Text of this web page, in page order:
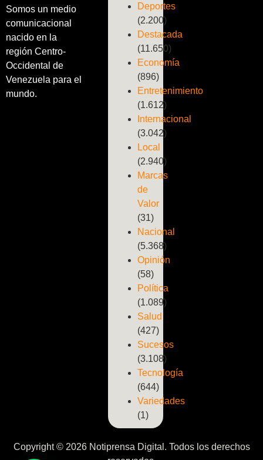
Somos un medio
comunicacional
nacido en la
región Centro-
Occidental de
Venezuela para el
mundo.
Deportes
(2.200)
Destacada
(11.650)
Economía
(896)
Entretenimiento
(1.612)
Internacional
(3.042)
Local
(2.940)
Marcas
de
Valor
(31)
Nacional
(5.368)
Opinión
(58)
Política
(1.089)
Salud
(427)
Sucesos
(3.108)
Tecnología
(644)
Variedades
(1)
Copyright © 2026 Notiprensa Digital. Todos los derechos